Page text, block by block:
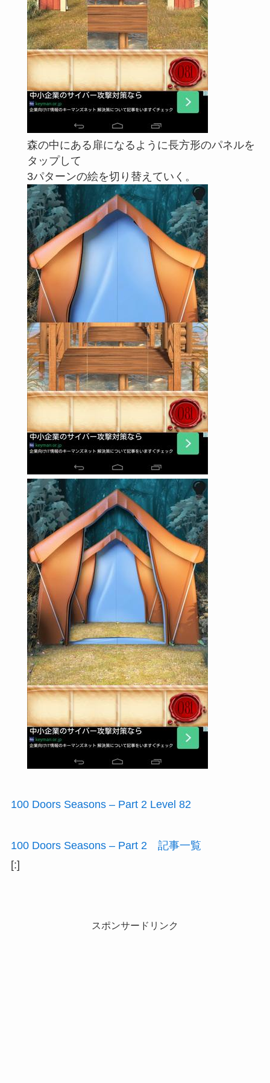
森の中にある扉になるように長方形のパネルを
タップして
3パターンの絵を切り替えていく。
100 Doors Seasons – Part 2 Level 82
100 Doors Seasons – Part 2 記事一覧
[:]
スポンサードリンク